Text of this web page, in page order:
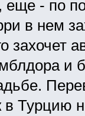
еще - по
в нем
захочет
и
в Турцию